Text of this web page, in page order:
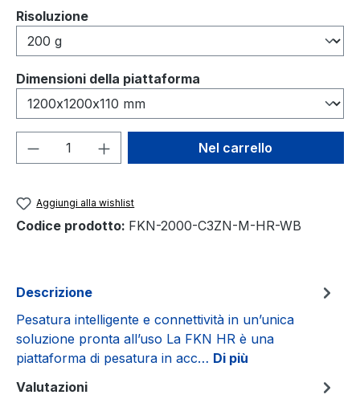
Seleziona
Risoluzione
Seleziona
Dimensioni della piattaforma
Quantità del prodotto: inserisci la
Nel carrello
Aggiungi alla wishlist
Codice prodotto: FKN-2000-C3ZN-M-HR-WB
Descrizione
Pesatura intelligente e connettività in un’unica
soluzione pronta all’uso La FKN HR è una
piattaforma di pesatura in acc… Di più
Valutazioni